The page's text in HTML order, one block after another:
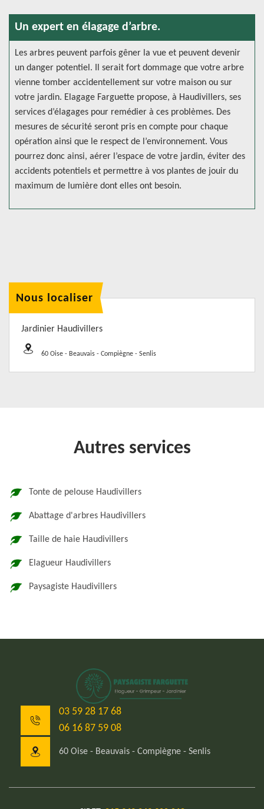
Un expert en élagage d’arbre.
Les arbres peuvent parfois gêner la vue et peuvent devenir
un danger potentiel. Il serait fort dommage que votre arbre
vienne tomber accidentellement sur votre maison ou sur
votre jardin. Elagage Farguette propose, à Haudivillers, ses
services d’élagages pour remédier à ces problèmes. Des
mesures de sécurité seront pris en compte pour chaque
opération ainsi que le respect de l’environnement. Vous
pourrez donc ainsi, aérer l’espace de votre jardin, éviter des
accidents potentiels et permettre à vos plantes de jouir du
maximum de lumière dont elles ont besoin.
Nous localiser
Jardinier Haudivillers
60 Oise - Beauvais - Compiègne - Senlis
Autres services
Tonte de pelouse Haudivillers
Abattage d'arbres Haudivillers
Taille de haie Haudivillers
Elagueur Haudivillers
Paysagiste Haudivillers
03 59 28 17 68
06 16 87 59 08
60 Oise - Beauvais - Compiègne - Senlis